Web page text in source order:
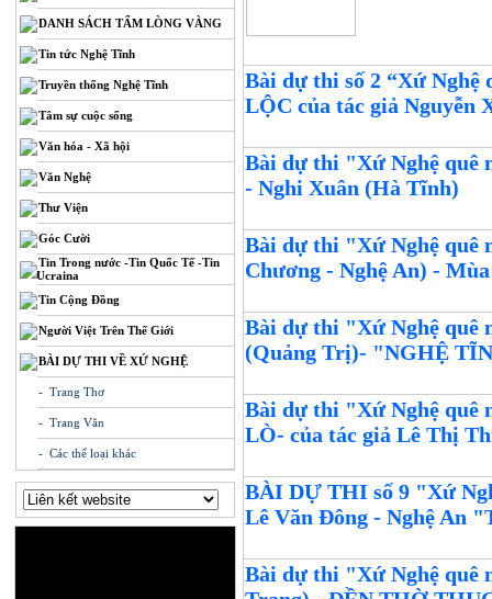
DANH SÁCH TẤM LÒNG VÀNG
Tin tức Nghệ Tĩnh
Truyền thống Nghệ Tĩnh
Tâm sự cuộc sống
Văn hóa - Xã hội
Văn Nghệ
Thư Viện
Góc Cười
Tin Trong nước -Tin Quốc Tế -Tin
Ucraina
Tin Cộng Đồng
Người Việt Trên Thế Giới
BÀI DỰ THI VỀ XỨ NGHỆ
- Trang Thơ
- Trang Văn
- Các thể loại khác
Bài dự thi số 2 “Xứ
LỘC của tác giả Nguyễn
Bài dự thi "Xứ Nghệ quê
- Nghi Xuân (Hà Tĩnh)
Bài dự thi "Xứ Nghệ quê
Chương - Nghệ An) -
Bài dự thi "Xứ Nghệ quê
(Quảng Trị)- "NGHỆ
Bài dự thi "Xứ Nghệ
LÒ- của tác giả Lê Thị
BÀI DỰ THI số 9 "Xứ
Lê Văn Đông - Nghệ An
Bài dự thi "Xứ Nghệ quê